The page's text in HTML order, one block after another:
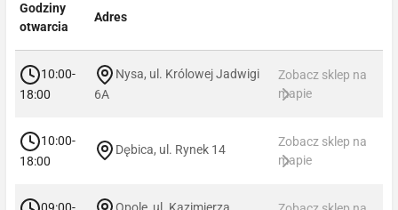
Godziny
otwarcia
Adres
10:00-
18:00
Nysa, ul. Królowej Jadwigi
6A
Zobacz sklep na
mapie
10:00-
18:00
Dębica, ul. Rynek 14
Zobacz sklep na
mapie